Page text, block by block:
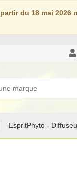
du 18 mai
EspritPhyto -